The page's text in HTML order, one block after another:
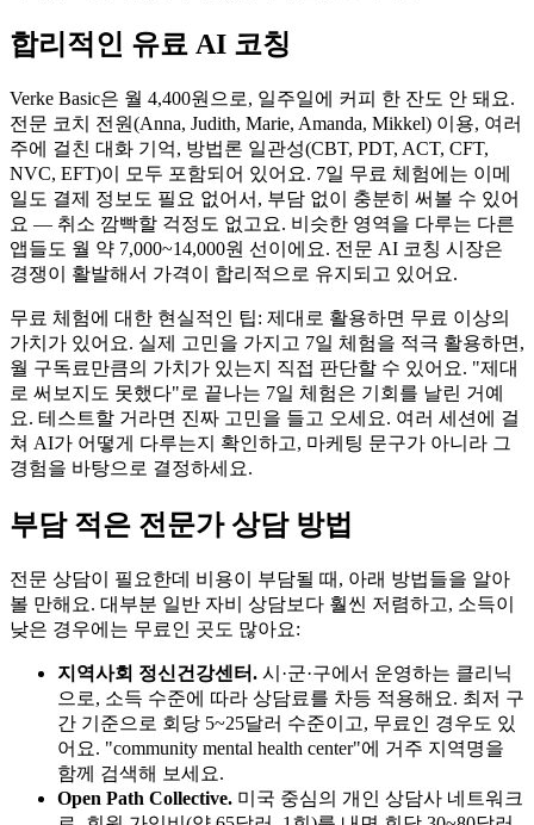
합리적인 유료 AI 코칭
Verke Basic은 월 4,400원으로, 일주일에 커피 한 잔도 안 돼요.
전문 코치 전원(Anna, Judith, Marie, Amanda, Mikkel) 이용, 여러
주에 걸친 대화 기억, 방법론 일관성(CBT, PDT, ACT, CFT,
NVC, EFT)이 모두 포함되어 있어요. 7일 무료 체험에는 이메
일도 결제 정보도 필요 없어서, 부담 없이 충분히 써볼 수 있어
요 — 취소 깜빡할 걱정도 없고요. 비슷한 영역을 다루는 다른
앱들도 월 약 7,000~14,000원 선이에요. 전문 AI 코칭 시장은
경쟁이 활발해서 가격이 합리적으로 유지되고 있어요.
무료 체험에 대한 현실적인 팁: 제대로 활용하면 무료 이상의
가치가 있어요. 실제 고민을 가지고 7일 체험을 적극 활용하면,
월 구독료만큼의 가치가 있는지 직접 판단할 수 있어요. "제대
로 써보지도 못했다"로 끝나는 7일 체험은 기회를 날린 거예
요. 테스트할 거라면 진짜 고민을 들고 오세요. 여러 세션에 걸
쳐 AI가 어떻게 다루는지 확인하고, 마케팅 문구가 아니라 그
경험을 바탕으로 결정하세요.
부담 적은 전문가 상담 방법
전문 상담이 필요한데 비용이 부담될 때, 아래 방법들을 알아
볼 만해요. 대부분 일반 자비 상담보다 훨씬 저렴하고, 소득이
낮은 경우에는 무료인 곳도 많아요:
지역사회 정신건강센터. 시·군·구에서 운영하는 클리닉
으로, 소득 수준에 따라 상담료를 차등 적용해요. 최저 구
간 기준으로 회당 5~25달러 수준이고, 무료인 경우도 있
어요. "community mental health center"에 거주 지역명을
함께 검색해 보세요.
Open Path Collective. 미국 중심의 개인 상담사 네트워크